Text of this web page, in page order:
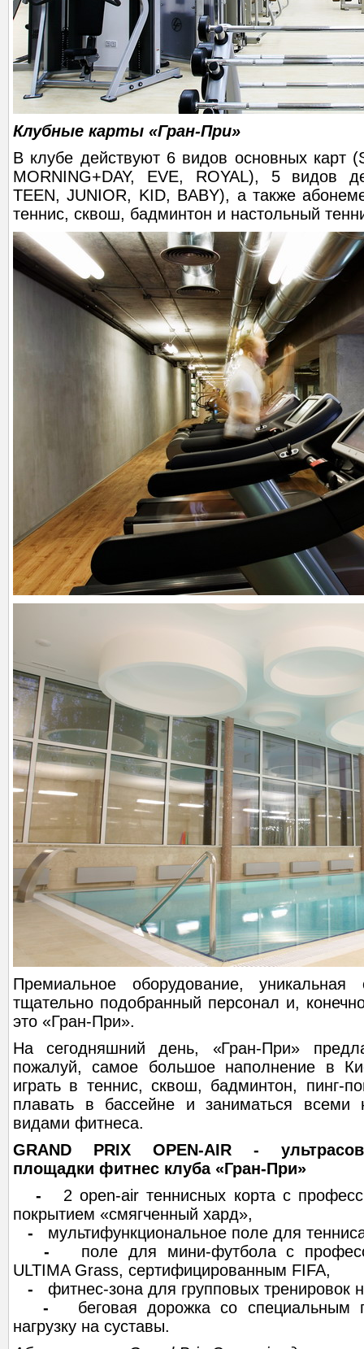
Клубные карты «Гран-При»
В клубе действуют 6 видов основных карт
MORNING+DAY, EVE, ROYAL), 5 видов
TEEN, JUNIOR, KID, BABY), а также
теннис, сквош, бадминтон и настольный
Премиальное оборудование, уникальная
тщательно подобранный персонал и,
это «Гран-При».
На сегодняшний день, «Гран-При»
пожалуй, самое большое наполнение в
играть в теннис, сквош, бадминтон, пинг-
плавать в бассейне и заниматься всеми
видами фитнеса.
GRAND PRIX OPEN-AIR -
площадки фитнес клуба «Гран-При»
- 2 оpen-air теннисных корта с
покрытием «смягченный хард»,
- мультифункциональное поле для
- поле для мини-футбола с
ULTIMA Grass, сертифицированным FIFA,
- фитнес-зона для групповых тренировок
- беговая дорожка со
нагрузку на суставы.